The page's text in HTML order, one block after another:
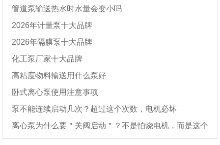
管道泵输送热水时水量会变小吗
2026年计量泵十大品牌
2026年隔膜泵十大品牌
化工泵厂家十大品牌
高粘度物料输送用什么泵好
卧式离心泵使用注意事项
泵不能连续启动几次？超过这个次数，电机必坏
离心泵为什么要＂关阀启动＂？不是怕烧电机，而是这个